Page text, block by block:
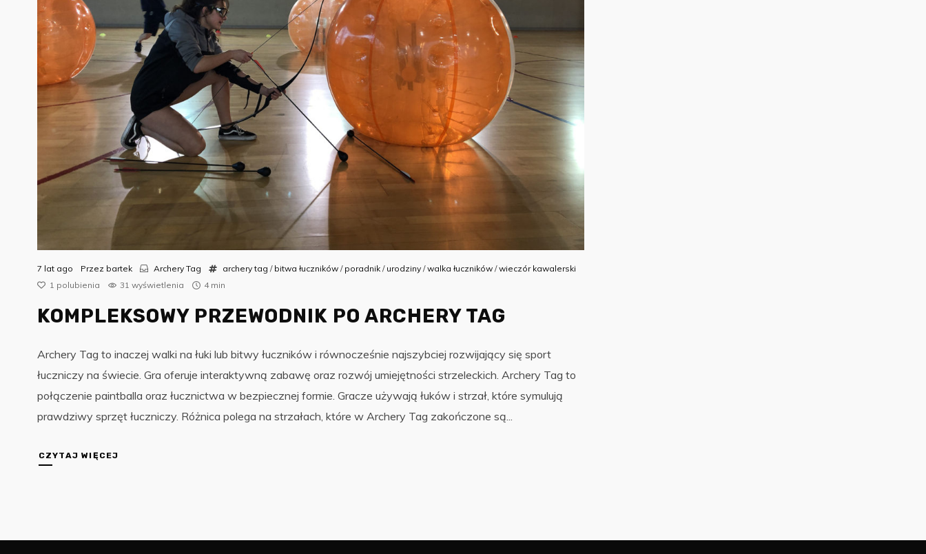
7 lat ago Przez bartek Archery Tag archery tag / bitwa łuczników/ poradnik/ urodziny/walka łuczników/wieczór kawalerski
1 polubienia 31 wyświetlenia 4 min
KOMPLEKSOWY PRZEWODNIK PO ARCHERY TAG
Archery Tag to inaczej walki na łuki lub bitwy łuczników i równocześnie najszybciej rozwijający się sport
łuczniczy na świecie. Gra oferuje interaktywną zabawę oraz rozwój umiejętności strzeleckich. Archery Tag to
połączenie paintballa oraz łucznictwa w bezpiecznej formie. Gracze używają łuków i strzał, które symulują
prawdziwy sprzęt łuczniczy. Różnica polega na strzałach, które w Archery Tag zakończone są...
CZYTAJ WIĘCEJ